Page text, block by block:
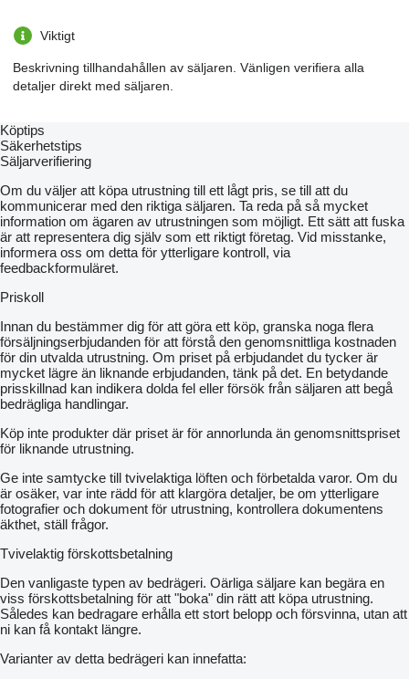
Viktigt
Beskrivning tillhandahållen av säljaren. Vänligen verifiera alla
detaljer direkt med säljaren.
Köptips
Säkerhetstips
Säljarverifiering
Om du väljer att köpa utrustning till ett lågt pris, se till att du
kommunicerar med den riktiga säljaren. Ta reda på så mycket
information om ägaren av utrustningen som möjligt. Ett sätt att fuska
är att representera dig själv som ett riktigt företag. Vid misstanke,
informera oss om detta för ytterligare kontroll, via
feedbackformuläret.
Priskoll
Innan du bestämmer dig för att göra ett köp, granska noga flera
försäljningserbjudanden för att förstå den genomsnittliga kostnaden
för din utvalda utrustning. Om priset på erbjudandet du tycker är
mycket lägre än liknande erbjudanden, tänk på det. En betydande
prisskillnad kan indikera dolda fel eller försök från säljaren att begå
bedrägliga handlingar.
Köp inte produkter där priset är för annorlunda än genomsnittspriset
för liknande utrustning.
Ge inte samtycke till tvivelaktiga löften och förbetalda varor. Om du
är osäker, var inte rädd för att klargöra detaljer, be om ytterligare
fotografier och dokument för utrustning, kontrollera dokumentens
äkthet, ställ frågor.
Tvivelaktig förskottsbetalning
Den vanligaste typen av bedrägeri. Oärliga säljare kan begära en
viss förskottsbetalning för att "boka" din rätt att köpa utrustning.
Således kan bedragare erhålla ett stort belopp och försvinna, utan att
ni kan få kontakt längre.
Varianter av detta bedrägeri kan innefatta: